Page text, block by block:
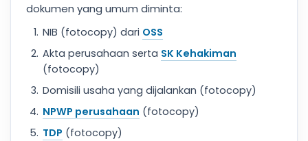
dokumen yang umum diminta:
NIB (fotocopy) dari OSS
Akta perusahaan serta SK Kehakiman
(fotocopy)
Domisili usaha yang dijalankan (fotocopy)
NPWP perusahaan (fotocopy)
TDP (fotocopy)